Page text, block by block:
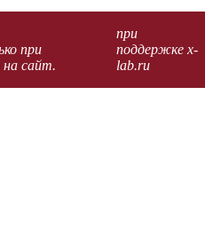
при
на сайт.
при
поддержке x-
lab.ru